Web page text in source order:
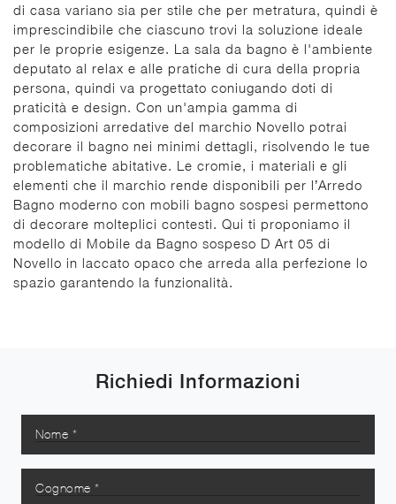
di casa variano sia per stile che per metratura, quindi è
imprescindibile che ciascuno trovi la soluzione ideale
per le proprie esigenze. La sala da bagno è l'ambiente
deputato al relax e alle pratiche di cura della propria
persona, quindi va progettato coniugando doti di
praticità e design. Con un'ampia gamma di
composizioni arredative del marchio Novello potrai
decorare il bagno nei minimi dettagli, risolvendo le tue
problematiche abitative. Le cromie, i materiali e gli
elementi che il marchio rende disponibili per l’Arredo
Bagno moderno con mobili bagno sospesi permettono
di decorare molteplici contesti. Qui ti proponiamo il
modello di Mobile da Bagno sospeso D Art 05 di
Novello in laccato opaco che arreda alla perfezione lo
spazio garantendo la funzionalità.
Richiedi Informazioni